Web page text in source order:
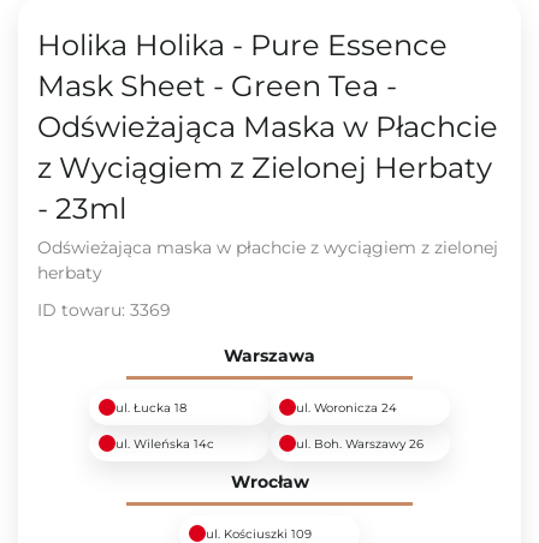
Holika Holika - Pure Essence
Mask Sheet - Green Tea -
Odświeżająca Maska w Płachcie
z Wyciągiem z Zielonej Herbaty
- 23ml
Odświeżająca maska w płachcie z wyciągiem z zielonej
herbaty
ID towaru: 3369
Warszawa
ul. Łucka 18 ul. Woronicza 24
ul. Wileńska 14c ul. Boh. Warszawy 26
Wrocław
ul. Kościuszki 109